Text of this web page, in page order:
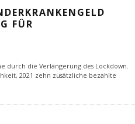
FÜR
durch die Verlängerung des Lockdown.
2021 zehn zusätzliche bezahlte